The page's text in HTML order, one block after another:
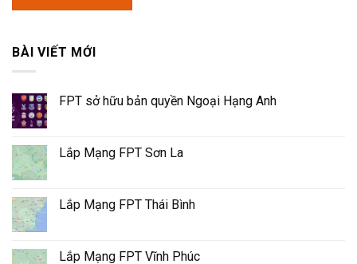
BÀI VIẾT MỚI
FPT sở hữu bản quyền Ngoại Hạng Anh
Lắp Mạng FPT Sơn La
Lắp Mạng FPT Thái Bình
Lắp Mạng FPT Vĩnh Phúc